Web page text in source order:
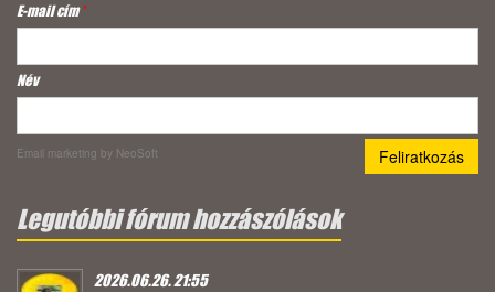
E-mail cím*
Név
Email marketing by NeoSoft
Legutóbbi fórum hozzászólások
2026.06.26. 21:55